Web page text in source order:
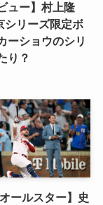
ュー】村上隆
シリーズ限定ボ
ーショウのシリ
り？
ールスター】史